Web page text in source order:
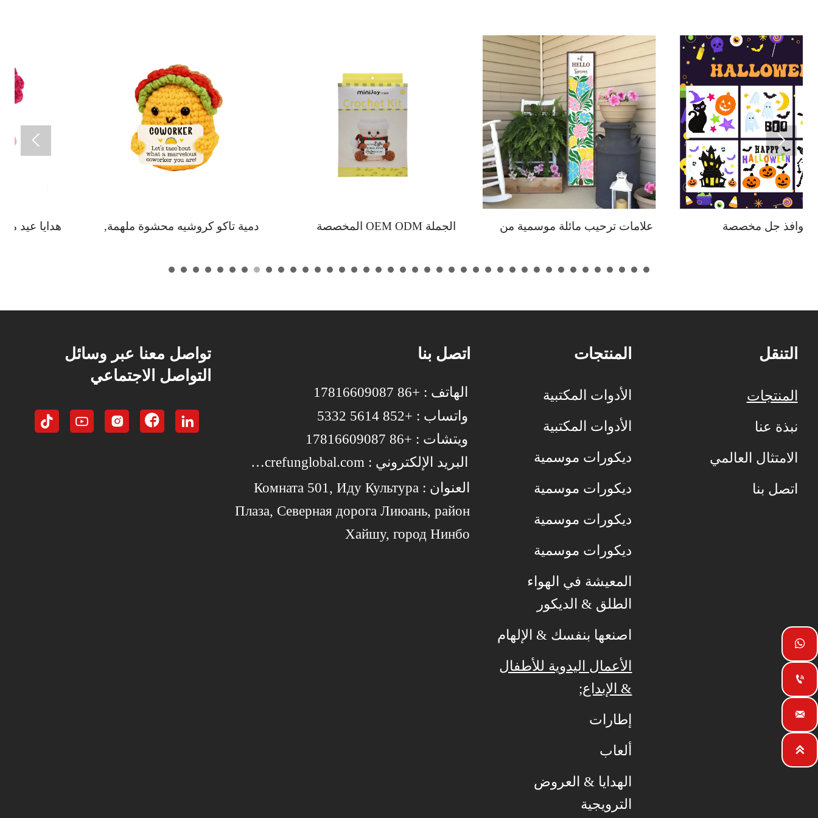
دمية تاكو كروشيه محشوة ملهمة,
الجملة OEM ODM المخصصة
علامات ترحيب مائلة موسمية من
ملصقات نوافذ جل مخصصة
 
التنقل
المنتجات
نبذة عنا
الامتثال العالمي
اتصل بنا
المنتجات
الأدوات المكتبية
الأدوات المكتبية
ديكورات موسمية
ديكورات موسمية
ديكورات موسمية
ديكورات موسمية
المعيشة في الهواء
الطلق & الديكور
اصنعها بنفسك & الإلهام
الأعمال اليدوية للأطفال
& الإبداع;
إطارات
ألعاب
الهدايا & العروض
الترويجية
اتصل بنا
الهاتف : +86 17816609087
واتساب : +852 5614 5332
ويتشات : +86 17816609087
البريد الإلكتروني : clara.hu@crefunglobal.com
العنوان : Комната 501, Иду Культура
Плаза, Северная дорога Лиюань, район
Хайшу, город Нинбо
تواصل معنا عبر وسائل
التواصل الاجتماعي








